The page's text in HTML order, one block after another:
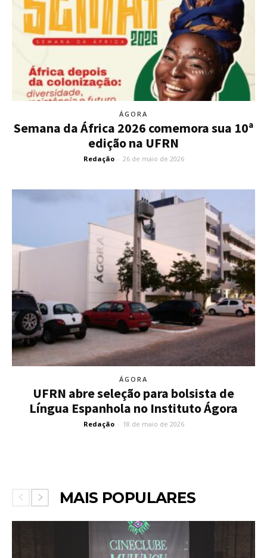
ÁGORA
Semana da África 2026 comemora sua 10ª
edição na UFRN
Redação - 26 de maio de 2026
ÁGORA
UFRN abre seleção para bolsista de
Língua Espanhola no Instituto Ágora
Redação - 18 de maio de 2026
MAIS POPULARES